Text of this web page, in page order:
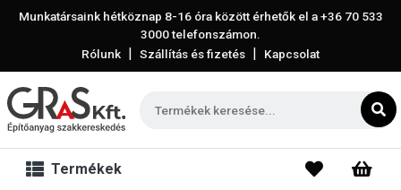
Munkatársaink hétköznap 8-16 óra között érhetők el a+36 70 533
3000telefonszámon.
Rólunk | Szállítás és fizetés | Kapcsolat
Termékek